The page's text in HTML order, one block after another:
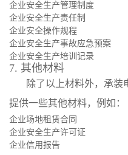
企业安全生产管理制度
企业安全生产责任制
企业安全操作规程
企业安全生产事故应急预案
企业安全生产培训记录
7. 其他材料
除了以上材料外，承装
提供一些其他材料，例如：
企业场地租赁合同
企业安全生产许可证
企业信用报告